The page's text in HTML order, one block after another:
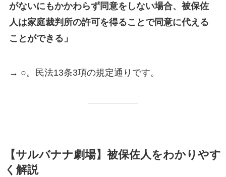
がないにもかかわらず同意をしない場合、被保佐
人は家庭裁判所の許可を得ることで同意に代える
ことができる」
→ ○。民法13条3項の規定通りです。
【サルバナナ劇場】被保佐人をわかりやす
く解説